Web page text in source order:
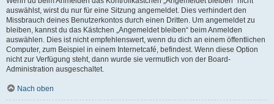
auswählst, wirst du nur für eine Sitzung angemeldet. Dies verhindert den
Missbrauch deines Benutzerkontos durch einen Dritten. Um angemeldet zu
bleiben, kannst du das Kästchen „Angemeldet bleiben“ beim Anmelden
auswählen. Dies ist nicht empfehlenswert, wenn du dich an einem öffentlichen
Computer, zum Beispiel in einem Internetcafé, befindest. Wenn diese Option
nicht zur Verfügung steht, dann wurde sie vermutlich von der Board-
Administration ausgeschaltet.
Nach oben